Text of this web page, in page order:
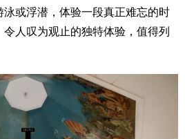
或浮潜，体验一段真正难忘的时
人叹为观止的独特体验，值得列